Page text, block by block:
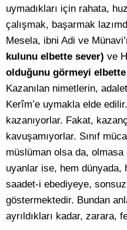
uymadıkları için rahata,
çalışmak, başarmak
Mesela, ibni Adi ve
kulunu elbette sever) ve
olduğunu görmeyi
Kazanılan nimetlerin,
Kerîm’e uymakla elde
kazanıyorlar. Fakat,
kavuşamıyorlar. Sınıf
müslüman olsa da, olmasa
uyanlar ise, hem dünyada,
saadet-i ebediyeye,
göstermektedir. Bundan
ayrıldıkları kadar, zarara,